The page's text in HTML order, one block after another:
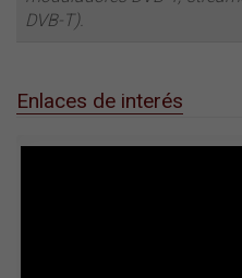
DVB-T).
Enlaces de interés